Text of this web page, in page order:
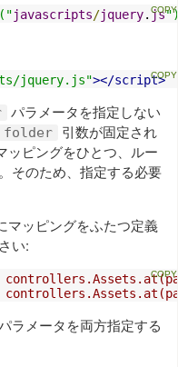
javascripts/jquery.js
jquery.js"></script>
パラメータを指定しない
folder
引数が固定され
ッピングをひとつ、ルー
そのため、指定する必要
マッピングをふたつ定義
い:
ラメータを両方指定する